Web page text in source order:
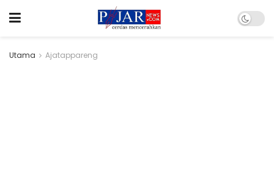
Utama Ajatappareng